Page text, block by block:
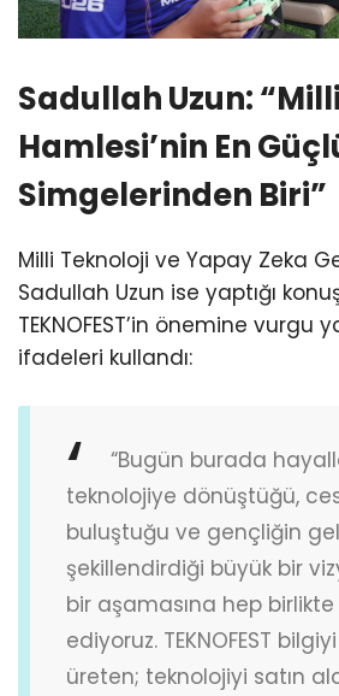
Sadullah Uzun:
Hamlesi’nin En
Simgelerinden Biri”
Milli Teknoloji ve Yapay Zeka
Sadullah Uzun ise yaptığı
TEKNOFEST’in önemine vurgu
ifadeleri kullandı:
“Bugün burada
teknolojiye dönüştüğü,
buluştuğu ve gençliğin
şekillendirdiği büyük bir
bir aşamasına hep
ediyoruz. TEKNOFEST
üreten; teknolojiyi satın